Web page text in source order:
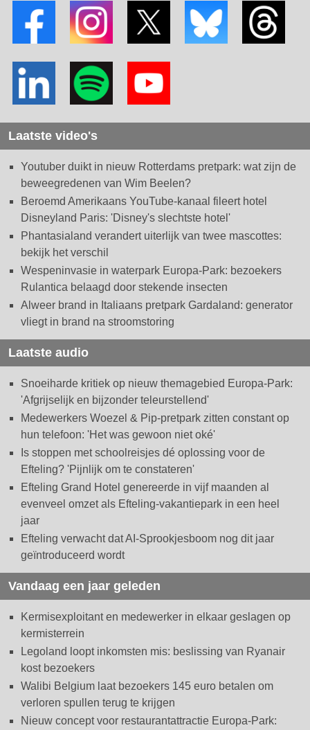
Laatste video's
Youtuber duikt in nieuw Rotterdams pretpark: wat zijn de
beweegredenen van Wim Beelen?
Beroemd Amerikaans YouTube-kanaal fileert hotel
Disneyland Paris: 'Disney's slechtste hotel'
Phantasialand verandert uiterlijk van twee mascottes:
bekijk het verschil
Wespeninvasie in waterpark Europa-Park: bezoekers
Rulantica belaagd door stekende insecten
Alweer brand in Italiaans pretpark Gardaland: generator
vliegt in brand na stroomstoring
Laatste audio
Snoeiharde kritiek op nieuw themagebied Europa-Park:
'Afgrijselijk en bijzonder teleurstellend'
Medewerkers Woezel & Pip-pretpark zitten constant op
hun telefoon: 'Het was gewoon niet oké'
Is stoppen met schoolreisjes dé oplossing voor de
Efteling? 'Pijnlijk om te constateren'
Efteling Grand Hotel genereerde in vijf maanden al
evenveel omzet als Efteling-vakantiepark in een heel
jaar
Efteling verwacht dat AI-Sprookjesboom nog dit jaar
geïntroduceerd wordt
Vandaag een jaar geleden
Kermisexploitant en medewerker in elkaar geslagen op
kermisterrein
Legoland loopt inkomsten mis: beslissing van Ryanair
kost bezoekers
Walibi Belgium laat bezoekers 145 euro betalen om
verloren spullen terug te krijgen
Nieuw concept voor restaurantattractie Europa-Park: